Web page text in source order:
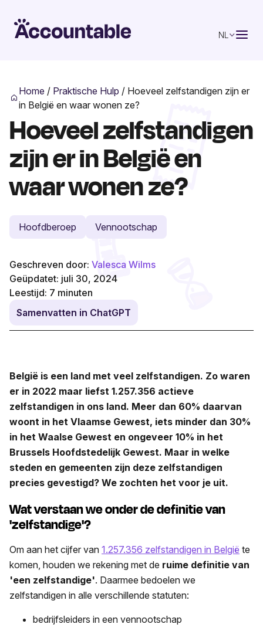
NL
Home / Praktische Hulp / Hoeveel zelfstandigen zijn er
in België en waar wonen ze?
Hoeveel zelfstandigen
zijn er in België en
waar wonen ze?
Hoofdberoep Vennootschap
Geschreven door: Valesca Wilms
Geüpdatet: juli 30, 2024
Leestijd: 7 minuten
Samenvatten in ChatGPT
België is een land met veel zelfstandigen. Zo waren
er in 2022 maar liefst 1.257.356 actieve
zelfstandigen in ons land. Meer dan 60% daarvan
woont in het Vlaamse Gewest, iets minder dan 30%
in het Waalse Gewest en ongeveer 10% in het
Brussels Hoofdstedelijk Gewest. Maar in welke
steden en gemeenten zijn deze zelfstandigen
precies gevestigd? We zochten het voor je uit.
Wat verstaan we onder de definitie van
'zelfstandige'?
Om aan het cijfer van 1.257.356 zelfstandigen in België te
komen, houden we rekening met de ruime definitie van
'een zelfstandige'. Daarmee bedoelen we
zelfstandigen in alle verschillende statuten:
bedrijfsleiders in een vennootschap